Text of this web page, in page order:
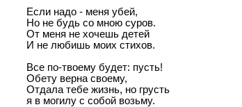
Если надо - меня убей,
Но не будь со мною суров.
От меня не хочешь детей
И не любишь моих стихов.
Все по-твоему будет: пусть!
Обету верна своему,
Отдала тебе жизнь, но грусть
я в могилу с собой возьму.